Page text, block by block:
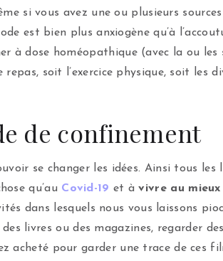
si vous avez une ou plusieurs
est bien plus anxiogène qu’à
à dose homéopathique (avec la ou les
soit l’exercice physique, soit les
de confinement
se changer les idées. Ainsi tous
qu’au Covid-19 et àvivre au
dans lesquels nous vous laissons
livres ou des magazines, regarder
acheté pour garder une trace de ces